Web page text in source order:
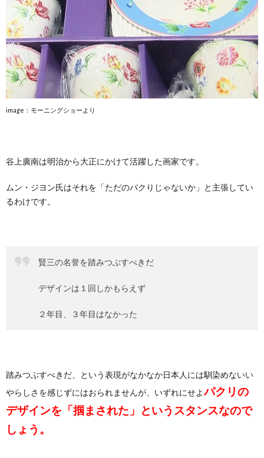
image：モーニングショーより
谷上廣南は明治から大正にかけて活躍した画家です。
ムン・ジヨン氏はそれを「ただのパクりじゃないか」と主張してい
るわけです。
賢三の名誉を踏みつぶすべきだ
デザインは１回しかもらえず
２年目、３年目はなかった
踏みつぶすべきだ、という表現がなかなか日本人には馴染めないい
やらしさを感じずにはおられませんが、いずれにせよパクリの
デザインを「掴まされた」というスタンスなので
しょう。